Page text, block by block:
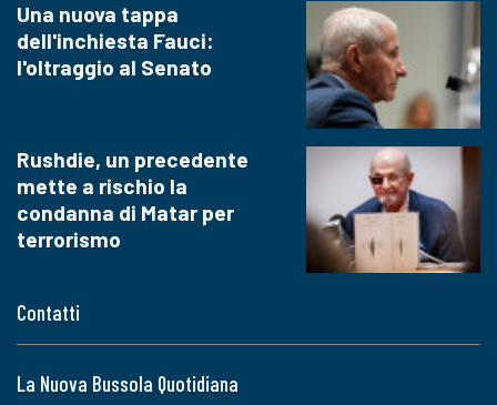
Contatti
La Nuova Bussola Quotidiana
Una nuova tappa
dell'inchiesta Fauci:
l'oltraggio al Senato
Rushdie, un precedente
mette a rischio la
condanna di Matar per
terrorismo